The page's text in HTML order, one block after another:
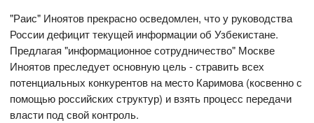
"Раис" Иноятов прекрасно осведомлен, что у руководства
России дефицит текущей информации об Узбекистане.
Предлагая "информационное сотрудничество" Москве
Иноятов преследует основную цель - стравить всех
потенциальных конкурентов на место Каримова (косвенно с
помощью российских структур) и взять процесс передачи
власти под свой контроль.